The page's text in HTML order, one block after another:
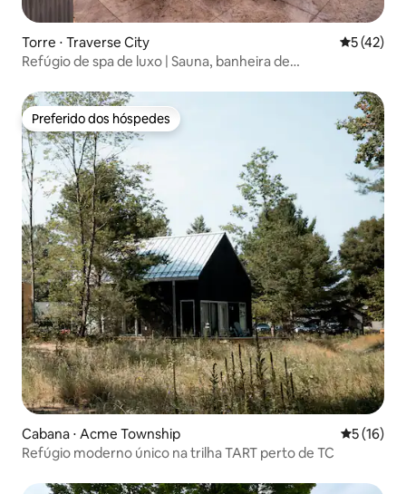
Torre ⋅ Traverse City 5 de uma
5 (42)
Refúgio de spa de luxo | Sauna, banheira de
Preferido dos hóspedes
Preferido dos hóspedes
Cabana ⋅ Acme Township 5 de uma
5 (16)
Refúgio moderno único na trilha TART perto de TC